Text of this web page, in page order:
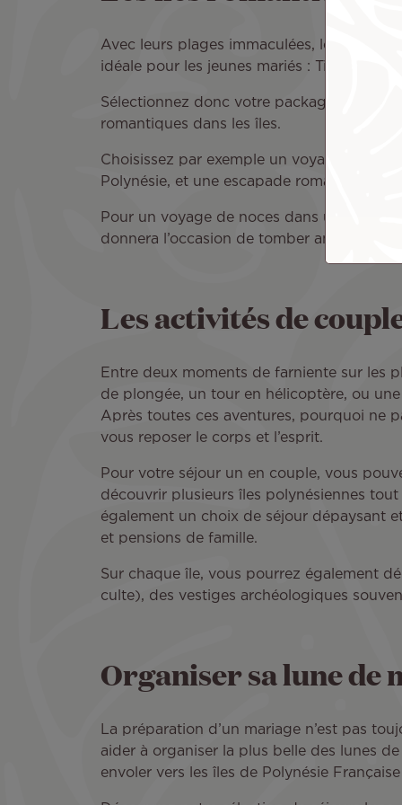
Avec leurs plages immaculées, leurs
idéale pour les jeunes mariés : Tikehau,
Sélectionnez donc votre package lune de
romantiques dans les îles.
Choisissez par exemple un voyage à
Polynésie, et une escapade romantique à
Pour un voyage de noces dans un décor
donnera l’occasion de tomber amoureux
Les activités de
Entre deux moments de farniente sur les
de plongée, un tour en hélicoptère, ou
Après toutes ces aventures, pourquoi ne
vous reposer le corps et l’esprit.
Pour votre séjour un en couple, vous
découvrir plusieurs îles polynésiennes
également un choix de séjour dépaysant
et pensions de famille.
Sur chaque île, vous pourrez également
culte), des vestiges archéologiques
Organiser sa lune de
La préparation d’un mariage n’est pas
aider à organiser la plus belle des lunes
envoler vers les îles de Polynésie